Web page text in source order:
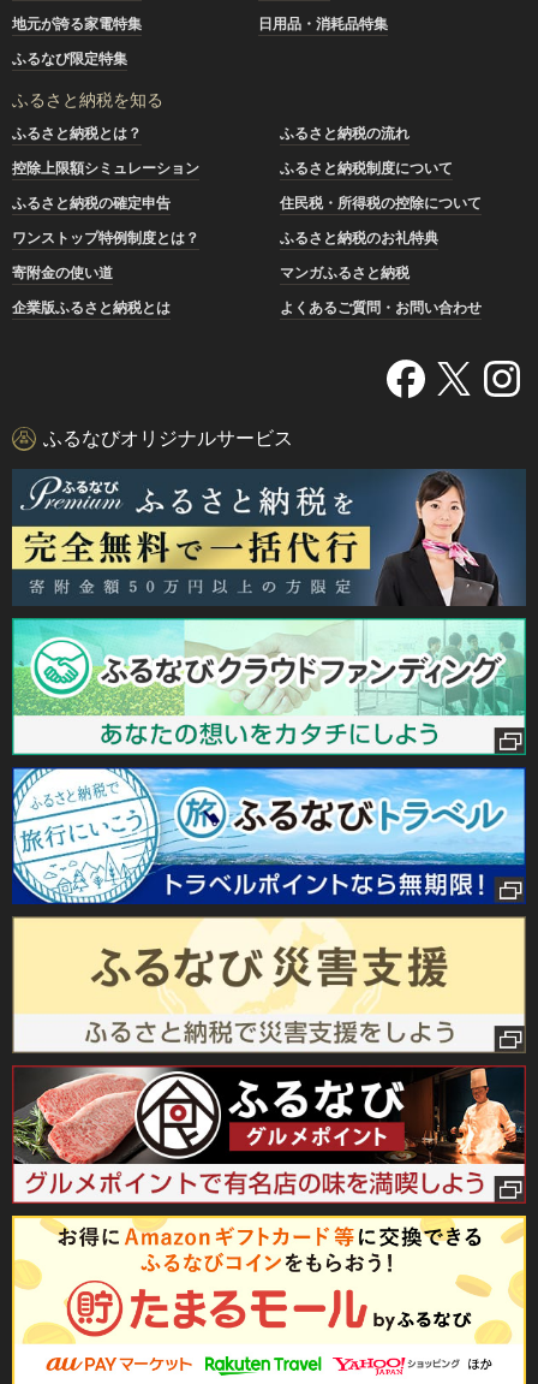
地元が誇る家電特集
日用品・消耗品特集
ふるなび限定特集
ふるさと納税を知る
ふるさと納税とは？
ふるさと納税の流れ
控除上限額シミュレーション
ふるさと納税制度について
ふるさと納税の確定申告
住民税・所得税の控除について
ワンストップ特例制度とは？
ふるさと納税のお礼特典
寄附金の使い道
マンガふるさと納税
企業版ふるさと納税とは
よくあるご質問・お問い合わせ
ふるなびオリジナルサービス